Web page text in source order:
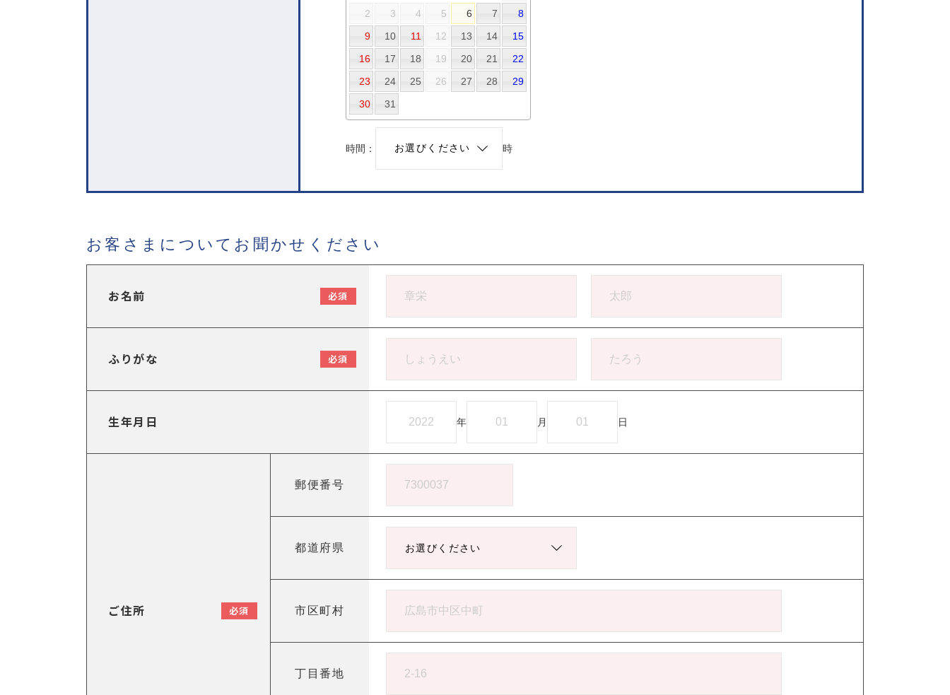
2
3 4 5 6 7
8
9
10 11 12 13 14
15
16
17 18 19 20 21
22
23
24 25 26 27 28
29
30
31
時間： 時
お客さまについてお聞かせください
お名前 必須
ふりがな 必須
生年月日 年 月 日
ご住所 必須
郵便番号
都道府県
市区町村
丁目番地